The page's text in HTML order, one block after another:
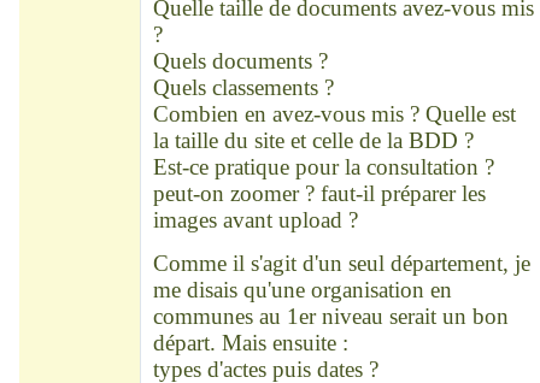
Quelle taille de documents avez-vous mis
?
Quels documents ?
Quels classements ?
Combien en avez-vous mis ? Quelle est
la taille du site et celle de la BDD ?
Est-ce pratique pour la consultation ?
peut-on zoomer ? faut-il préparer les
images avant upload ?
Comme il s'agit d'un seul département, je
me disais qu'une organisation en
communes au 1er niveau serait un bon
départ. Mais ensuite :
types d'actes puis dates ?